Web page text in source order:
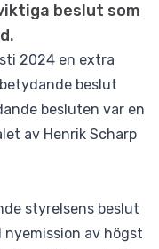
beslut som
2024 en extra
beslut
besluten var en
av Henrik Scharp
styrelsens beslut
av högst